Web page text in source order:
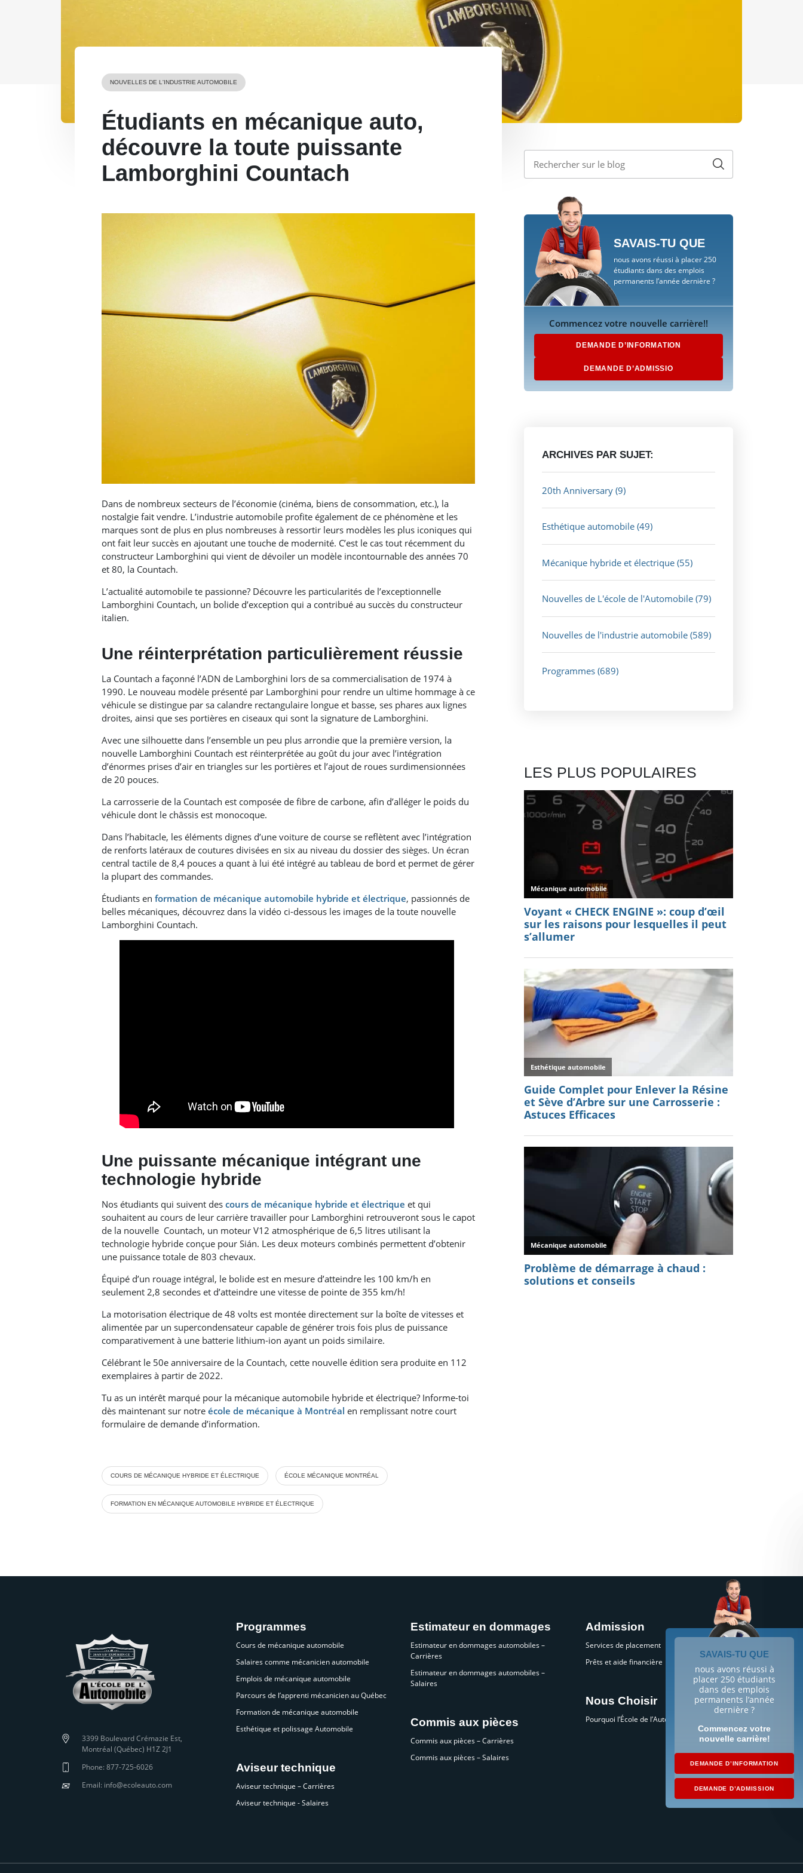
NOUVELLES DE L'INDUSTRIE AUTOMOBILE
Étudiants en mécanique auto,
découvre la toute puissante
Lamborghini Countach
Dans de nombreux secteurs de l’économie (cinéma, biens de consommation, etc.), la
nostalgie fait vendre. L’industrie automobile profite également de ce phénomène et les
marques sont de plus en plus nombreuses à ressortir leurs modèles les plus iconiques qui
ont fait leur succès en ajoutant une touche de modernité. C’est le cas tout récemment du
constructeur Lamborghini qui vient de dévoiler un modèle incontournable des années 70
et 80, la Countach.
L’actualité automobile te passionne? Découvre les particularités de l’exceptionnelle
Lamborghini Countach, un bolide d’exception qui a contribué au succès du constructeur
italien.
Une réinterprétation particulièrement réussie
La Countach a façonné l’ADN de Lamborghini lors de sa commercialisation de 1974 à
1990. Le nouveau modèle présenté par Lamborghini pour rendre un ultime hommage à ce
véhicule se distingue par sa calandre rectangulaire longue et basse, ses phares aux lignes
droites, ainsi que ses portières en ciseaux qui sont la signature de Lamborghini.
Avec une silhouette dans l’ensemble un peu plus arrondie que la première version, la
nouvelle Lamborghini Countach est réinterprétée au goût du jour avec l’intégration
d’énormes prises d’air en triangles sur les portières et l’ajout de roues surdimensionnées
de 20 pouces.
La carrosserie de la Countach est composée de fibre de carbone, afin d’alléger le poids du
véhicule dont le châssis est monocoque.
Dans l’habitacle, les éléments dignes d’une voiture de course se reflètent avec l’intégration
de renforts latéraux de coutures divisées en six au niveau du dossier des sièges. Un écran
central tactile de 8,4 pouces a quant à lui été intégré au tableau de bord et permet de gérer
la plupart des commandes.
Étudiants en formation de mécanique automobile hybride et électrique, passionnés de
belles mécaniques, découvrez dans la vidéo ci-dessous les images de la toute nouvelle
Lamborghini Countach.
Une puissante mécanique intégrant une
technologie hybride
Nos étudiants qui suivent des cours de mécanique hybride et électrique et qui
souhaitent au cours de leur carrière travailler pour Lamborghini retrouveront sous le capot
de la nouvelle Countach, un moteur V12 atmosphérique de 6,5 litres utilisant la
technologie hybride conçue pour Sián. Les deux moteurs combinés permettent d’obtenir
une puissance totale de 803 chevaux.
Équipé d’un rouage intégral, le bolide est en mesure d’atteindre les 100 km/h en
seulement 2,8 secondes et d’atteindre une vitesse de pointe de 355 km/h!
La motorisation électrique de 48 volts est montée directement sur la boîte de vitesses et
alimentée par un supercondensateur capable de générer trois fois plus de puissance
comparativement à une batterie lithium-ion ayant un poids similaire.
Célébrant le 50e anniversaire de la Countach, cette nouvelle édition sera produite en 112
exemplaires à partir de 2022.
Tu as un intérêt marqué pour la mécanique automobile hybride et électrique? Informe-toi
dès maintenant sur notre école de mécanique à Montréal en remplissant notre court
formulaire de demande d’information.
COURS DE MÉCANIQUE HYBRIDE ET ÉLECTRIQUE ÉCOLE MÉCANIQUE MONTRÉAL
FORMATION EN MÉCANIQUE AUTOMOBILE HYBRIDE ET ÉLECTRIQUE
SAVAIS-TU QUE
nous avons réussi à placer 250
étudiants dans des emplois
permanents l’année dernière ?
Commencez votre nouvelle carrière!!
DEMANDE D’INFORMATION
DEMANDE D’ADMISSIO
ARCHIVES PAR SUJET:
20th Anniversary (9)
Esthétique automobile (49)
Mécanique hybride et électrique (55)
Nouvelles de L'école de l'Automobile (79)
Nouvelles de l'industrie automobile (589)
Programmes (689)
LES PLUS POPULAIRES
3399 Boulevard Crémazie Est,
Montréal (Québec) H1Z 2J1
Phone: 877-725-6026
✉ Email: info@ecoleauto.com
Programmes
Cours de mécanique automobile
Salaires comme mécanicien automobile
Emplois de mécanique automobile
Parcours de l’apprenti mécanicien au Québec
Formation de mécanique automobile
Esthétique et polissage Automobile
Aviseur technique
Aviseur technique – Carrières
Aviseur technique - Salaires
Estimateur en dommages
Estimateur en dommages automobiles –
Carrières
Estimateur en dommages automobiles –
Salaires
Commis aux pièces
Commis aux pièces – Carrières
Commis aux pièces – Salaires
Admission
Services de placement
Prêts et aide financière
Nous Choisir
Pourquoi l’École de l’Automobile?
SAVAIS-TU QUE
nous avons réussi à
placer 250 étudiants
dans des emplois
permanents l’année
dernière ?
Commencez votre
nouvelle carrière!
DEMANDE D’INFORMATION
DEMANDE D’ADMISSION